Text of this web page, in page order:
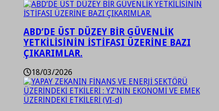
ABD’DE ÜST DÜZEY BİR GÜVENLİK
YETKİLİSİNİN İSTİFASI ÜZERİNE BAZI
ÇIKARIMLAR.
18/03/2026